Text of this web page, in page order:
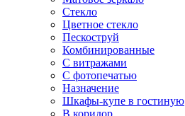
Стекло
Цветное стекло
Пескоструй
Комбинированные
С витражами
С фотопечатью
Назначение
Шкафы-купе в гостиную
В коридор